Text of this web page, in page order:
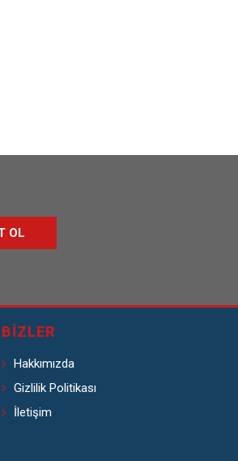
OL
BIZLER
Hakkımızda
Gizlilik Politikası
İletişim